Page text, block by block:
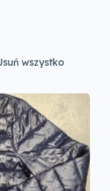
wszystko